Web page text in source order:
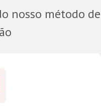
nosso método de